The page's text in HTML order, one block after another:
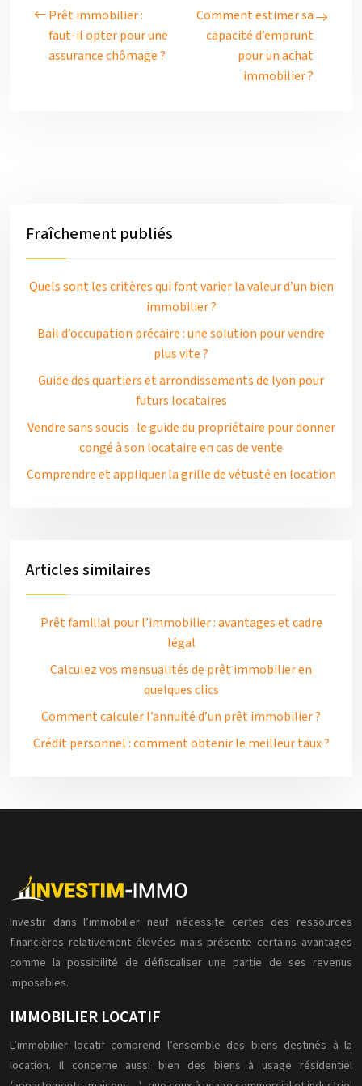
Prêt immobilier :
faut-il opter pour une
assurance chômage ?
Comment estimer sa
capacité d’emprunt
pour un achat
immobilier ?
Fraîchement publiés
Quels sont les critères qui font varier la valeur d’un bien
immobilier ?
Bail d’occupation précaire : une solution pour vendre
plus vite ?
Guide des quartiers et arrondissements de lyon pour
futurs locataires
Vendre sans soucis : le guide du propriétaire pour donner
congé à son locataire en cas de vente
Comprendre et appliquer la grille de vétusté en location
Articles similaires
Prêt familial pour l’immobilier : avantages et cadre
légal
Calculez vos mensualités de prêt immobilier en
quelques clics
Comment calculer l’annuité d’un prêt immobilier ?
Crédit personnel : comment obtenir le meilleur taux ?
Investir dans l’immobilier neuf nécessite certes des ressources
financières relativement élevées mais présente certains avantages
comme la possibilité de défiscaliser une partie de ses revenus
imposables.
IMMOBILIER LOCATIF
L’immobilier locatif comprend l’ensemble des biens destinés à la
location. Il concerne aussi bien des biens à usage résidentiel